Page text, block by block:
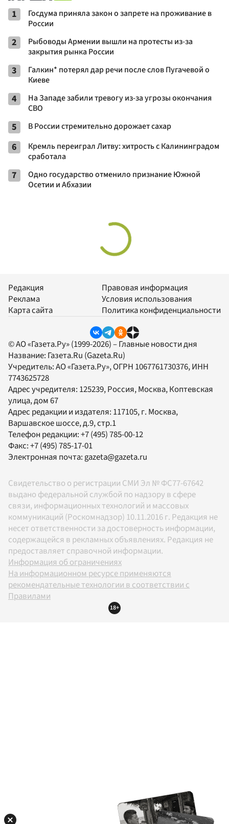
1
Госдума приняла закон о запрете на проживание в
России
2
Рыбоводы Армении вышли на протесты из-за
закрытия рынка России
3
Галкин* потерял дар речи после слов Пугачевой о
Киеве
4
На Западе забили тревогу из-за угрозы окончания
СВО
5 В России стремительно дорожает сахар
6
Кремль переиграл Литву: хитрость с Калининградом
сработала
7
Одно государство отменило признание Южной
Осетии и Абхазии
Редакция
Реклама
Карта сайта
Правовая информация
Условия использования
Политика конфиденциальности
© АО «Газета.Ру» (1999-2026) – Главные новости дня
Название: Газета.Ru (Gazeta.Ru)
Учредитель:АО «Газета.Ру», ОГРН 1067761730376, ИНН
7743625728
Адрес учредителя: 125239, Россия, Москва, Коптевская
улица, дом 67
Адрес редакции и издателя: 117105, г. Москва,
Варшавское шоссе, д.9, стр.1
Телефон редакции:+7 (495) 785-00-12
Факс:+7 (495) 785-17-01
Электронная почта:gazeta@gazeta.ru
Свидетельство о регистрации СМИ Эл № ФС77-67642
выдано федеральной службой по надзору в сфере
связи, информационных технологий и массовых
коммуникаций (Роскомнадзор) 10.11.2016 г. Редакция не
несет ответственности за достоверность информации,
содержащейся в рекламных объявлениях. Редакция не
предоставляет справочной информации.
Информация об ограничениях
На информационном ресурсе применяются
рекомендательные технологии в соответствии с
Правилами
18+